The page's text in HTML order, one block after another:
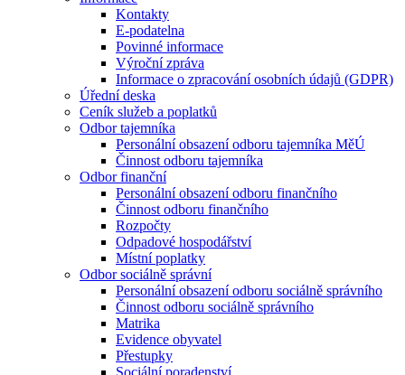
Kontakty
E-podatelna
Povinné informace
Výroční zpráva
Informace o zpracování osobních údajů (GDPR)
Úřední deska
Ceník služeb a poplatků
Odbor tajemníka
Personální obsazení odboru tajemníka MěÚ
Činnost odboru tajemníka
Odbor finanční
Personální obsazení odboru finančního
Činnost odboru finančního
Rozpočty
Odpadové hospodářství
Místní poplatky
Odbor sociálně správní
Personální obsazení odboru sociálně správního
Činnost odboru sociálně správního
Matrika
Evidence obyvatel
Přestupky
Sociální poradenství